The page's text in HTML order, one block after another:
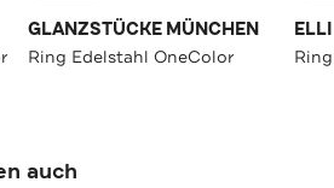
GLANZSTÜCKE MÜNCHEN
Ring Edelstahl OneColor
ELLI
auch